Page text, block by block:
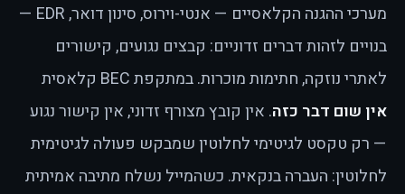
מערכי ההגנה הקלאסיים — אנטי-וירוס, סינון דואר, EDR —
בנויים לזהות דברים זדוניים: קבצים נגועים, קישורים
לאתרי נוזקה, חתימות מוכרות. במתקפת BEC קלאסית
אין שום דבר כזה. אין קובץ מצורף זדוני, אין קישור נגוע
— רק טקסט לגיטימי לחלוטין שמבקש פעולה לגיטימית
לחלוטין: העברה בנקאית. כשהמייל נשלח מתיבה אמיתית